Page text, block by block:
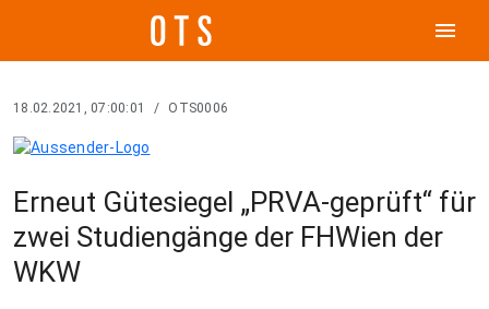
menu
18.02.2021, 07:00:01 / OTS0006
Erneut Gütesiegel „PRVA-geprüft“ für
zwei Studiengänge der FHWien der
WKW